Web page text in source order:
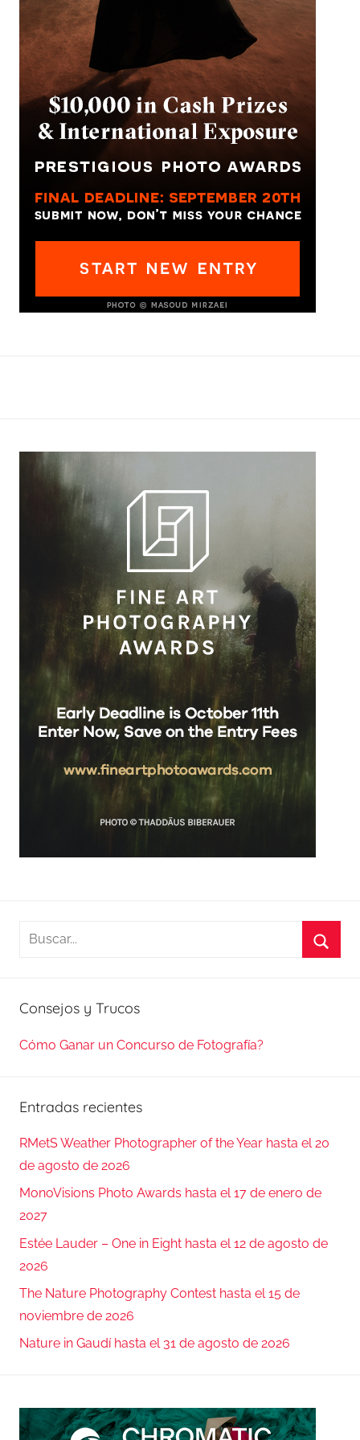
Buscar:
Consejos y Trucos
Cómo Ganar un Concurso de Fotografía?
Entradas recientes
RMetS Weather Photographer of the Year hasta el 20
de agosto de 2026
MonoVisions Photo Awards hasta el 17 de enero de
2027
Estée Lauder – One in Eight hasta el 12 de agosto de
2026
The Nature Photography Contest hasta el 15 de
noviembre de 2026
Nature in Gaudí hasta el 31 de agosto de 2026